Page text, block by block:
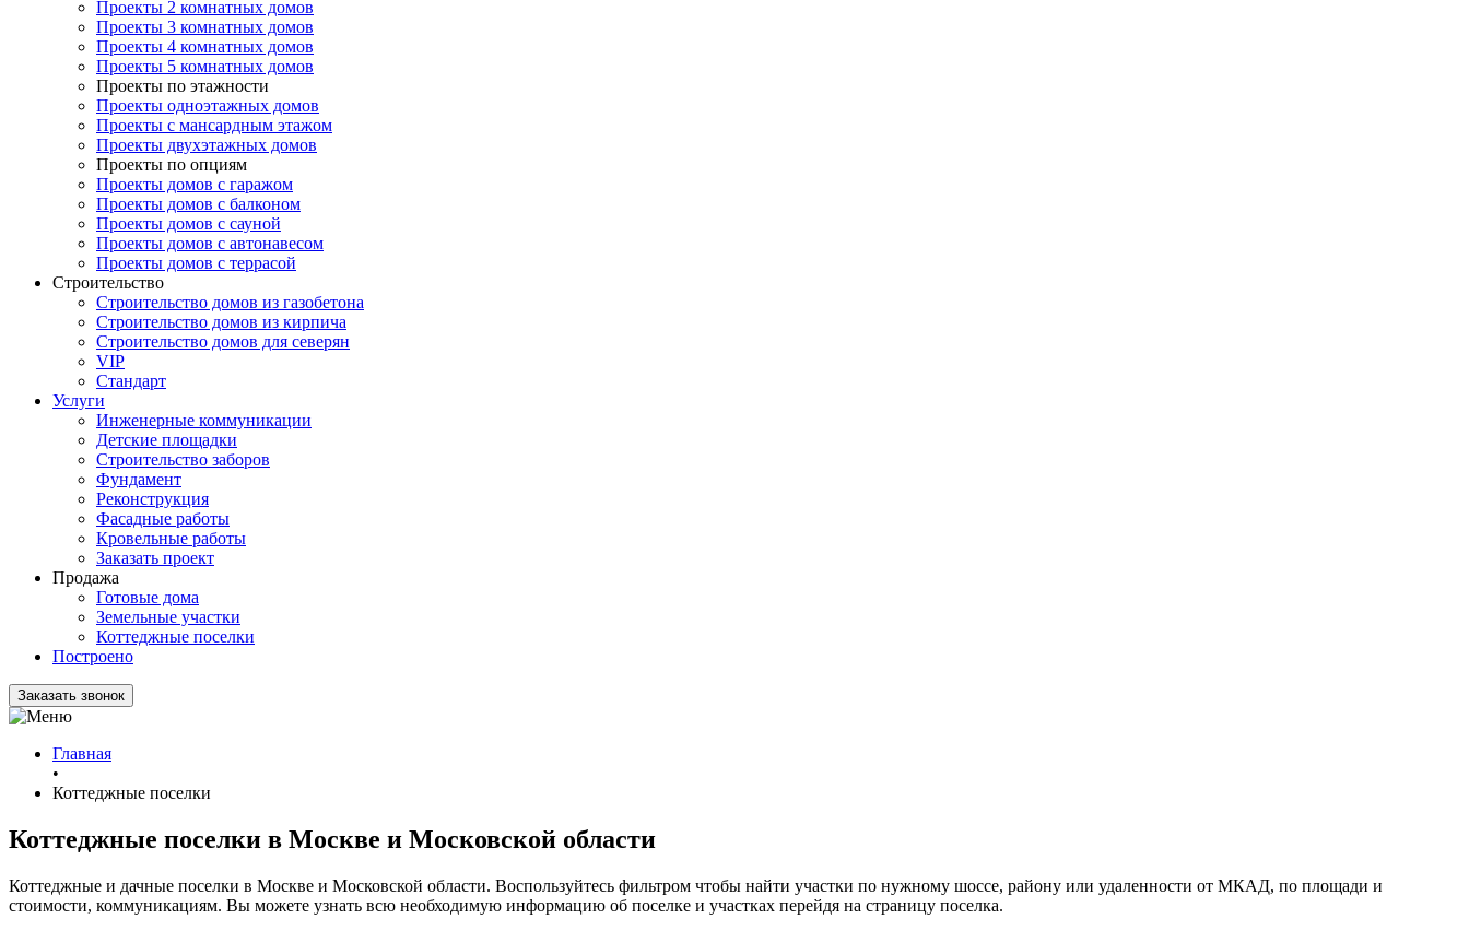
Проекты 2 комнатных домов
Проекты 3 комнатных домов
Проекты 4 комнатных домов
Проекты 5 комнатных домов
Проекты по этажности
Проекты одноэтажных домов
Проекты с мансардным этажом
Проекты двухэтажных домов
Проекты по опциям
Проекты домов с гаражом
Проекты домов с балконом
Проекты домов с сауной
Проекты домов с автонавесом
Проекты домов с террасой
Строительство
Строительство домов из газобетона
Строительство домов из кирпича
Строительство домов для северян
VIP
Стандарт
Услуги
Инженерные коммуникации
Детские площадки
Строительство заборов
Фундамент
Реконструкция
Фасадные работы
Кровельные работы
Заказать проект
Продажа
Готовые дома
Земельные участки
Коттеджные поселки
Построено
Заказать звонок
Главная
•
Коттеджные поселки
Коттеджные поселки в Москве и Московской области
Коттеджные и дачные поселки в Москве и Московской области. Воспользуйтесь фильтром чтобы найти участки по нужному шоссе, району или удаленности от МКАД, по площади и
стоимости, коммуникациям. Вы можете узнать всю необходимую информацию об поселке и участках перейдя на страницу поселка.